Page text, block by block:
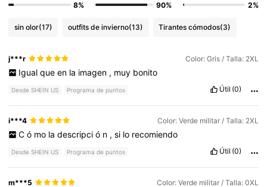
8%
90%
2%
sin olor(17) outfits de invierno(13) Tirantes cómodos(3)
j***r Color: Gris / Talla: 2XL
Igual que en la imagen , muy bonito
Desde SHEIN US Programa de puntos Útil (0)
i***4 Color: Verde militar / Talla: 2XL
C ó mo la descripci ó n , si lo recomiendo
Desde SHEIN US Programa de puntos Útil (0)
m***5 Color: Verde militar / Talla: 0XL